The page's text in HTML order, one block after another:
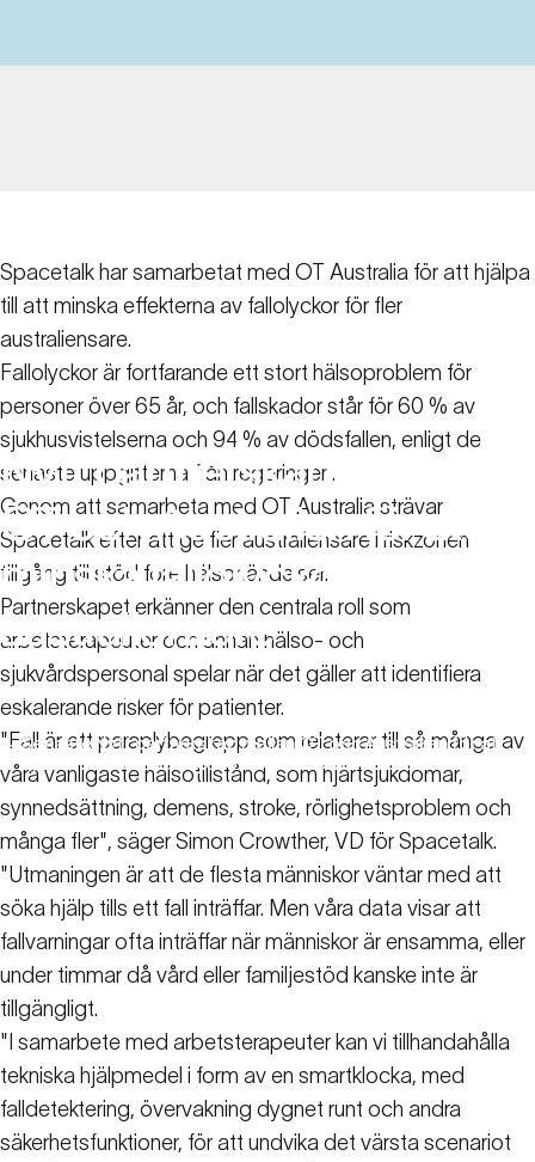
Nyttpartnerskap
OTochAustralienföratt
minska fallolyckor
australiensare
25 mars 2024
Senaste Nytt partnerskap mellan OT och Australien för att
minska fallolyckor för äldre australiensare
Spacetalk har samarbetat med OT Australia för att hjälpa
till att minska effekterna av fallolyckor för fler
australiensare.
Fallolyckor är fortfarande ett stort hälsoproblem för
personer över 65 år, och fallskador står för 60 % av
sjukhusvistelserna och 94 % av dödsfallen, enligt de
senaste uppgifterna från regeringen .
Genom att samarbeta med OT Australia strävar
Spacetalk efter att ge fler australiensare i riskzonen
tillgång till stöd före hälsohändelser.
Partnerskapet erkänner den centrala roll som
arbetsterapeuter och annan hälso- och
sjukvårdspersonal spelar när det gäller att identifiera
eskalerande risker för patienter.
"Fall är ett paraplybegrepp som relaterar till så många av
våra vanligaste hälsotillstånd, som hjärtsjukdomar,
synnedsättning, demens, stroke, rörlighetsproblem och
många fler", säger Simon Crowther, VD för Spacetalk.
"Utmaningen är att de flesta människor väntar med att
söka hjälp tills ett fall inträffar. Men våra data visar att
fallvarningar ofta inträffar när människor är ensamma, eller
under timmar då vård eller familjestöd kanske inte är
tillgängligt.
"I samarbete med arbetsterapeuter kan vi tillhandahålla
tekniska hjälpmedel i form av en smartklocka, med
falldetektering, övervakning dygnet runt och andra
säkerhetsfunktioner, för att undvika det värsta scenariot